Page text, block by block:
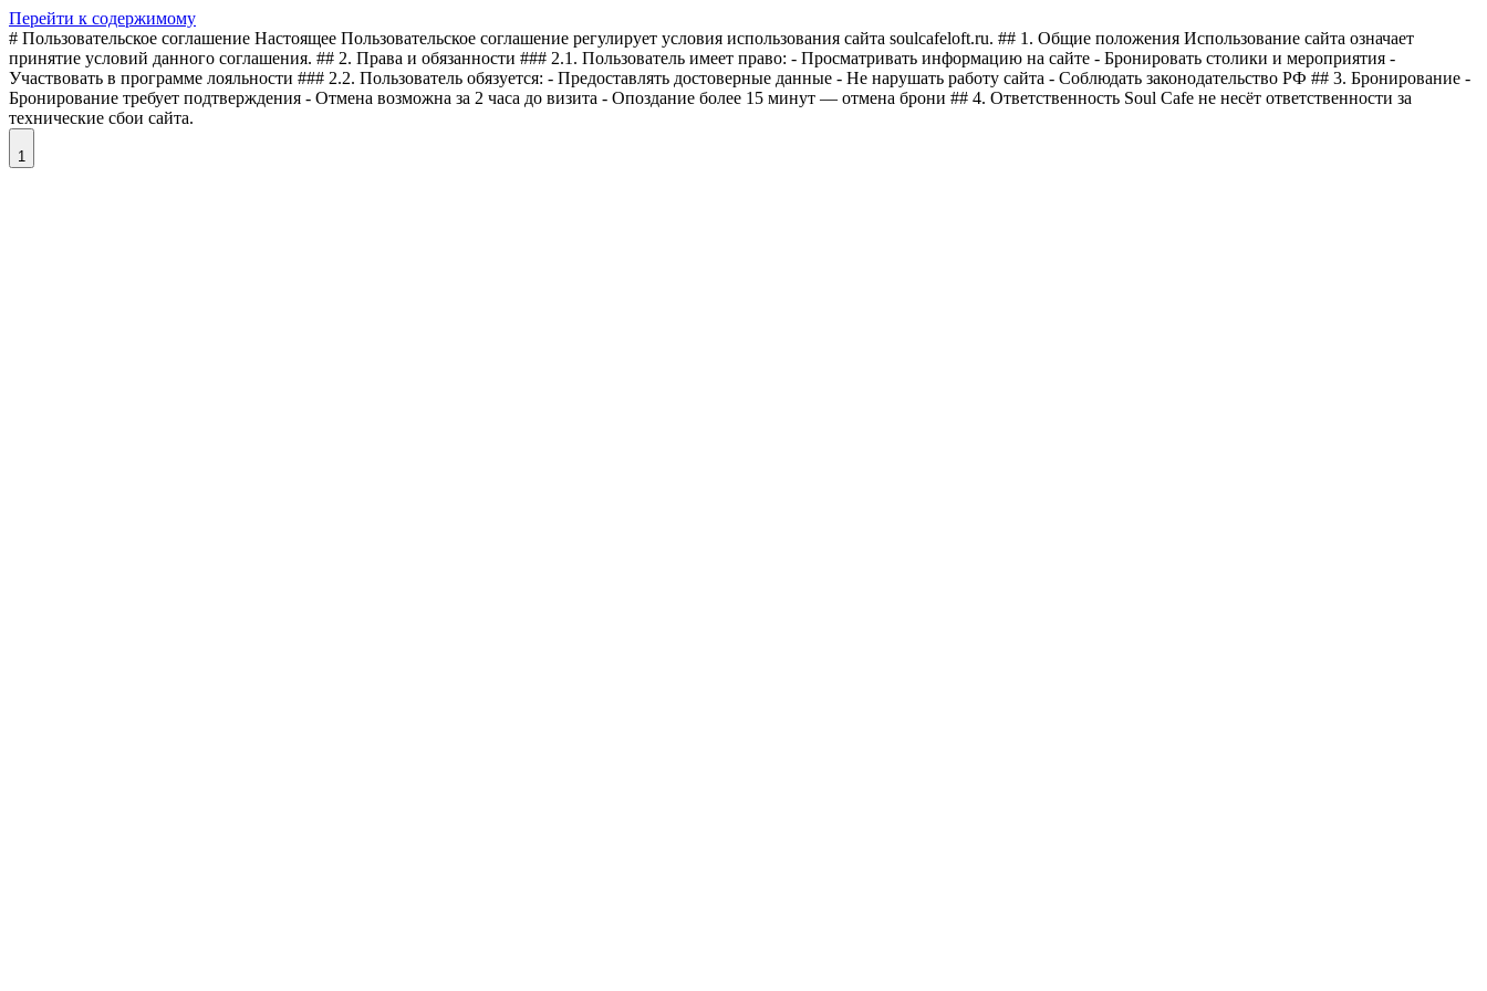
Перейти к содержимому
# Пользовательское соглашение Настоящее Пользовательское соглашение регулирует условия использования сайта soulcafeloft.ru. ## 1. Общие положения Использование сайта означает
принятие условий данного соглашения. ## 2. Права и обязанности ### 2.1. Пользователь имеет право: - Просматривать информацию на сайте - Бронировать столики и мероприятия -
Участвовать в программе лояльности ### 2.2. Пользователь обязуется: - Предоставлять достоверные данные - Не нарушать работу сайта - Соблюдать законодательство РФ ## 3. Бронирование -
Бронирование требует подтверждения - Отмена возможна за 2 часа до визита - Опоздание более 15 минут — отмена брони ## 4. Ответственность Soul Cafe не несёт ответственности за
технические сбои сайта.
1